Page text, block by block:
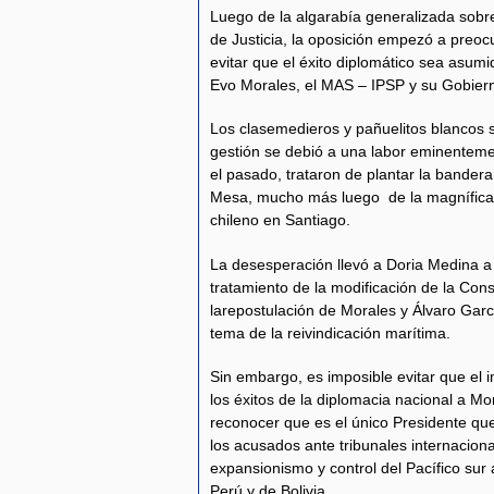
Luego de la algarabía generalizada
de Justicia, la oposición empezó a
evitar que el éxito diplomático sea
Evo Morales, el MAS – IPSP y su
Los clasemedieros y pañuelitos
gestión se debió a una labor
el pasado, trataron de plantar la
Mesa, mucho más luego de la
chileno en Santiago.
La desesperación llevó a Doria Medina
tratamiento de la modificación de la
larepostulación de Morales y Álvaro
tema de la reivindicación marítima.
Sin embargo, es imposible evitar que el
los éxitos de la diplomacia nacional a
reconocer que es el único Presidente
los acusados ante tribunales
expansionismo y control del Pacífico